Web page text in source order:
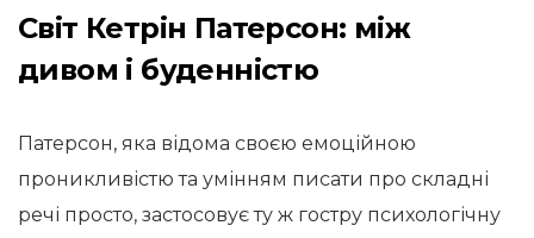
Світ Кетрін Патерсон: між
дивом і буденністю
Патерсон, яка відома своєю емоційною
проникливістю та умінням писати про складні
речі просто, застосовує ту ж гостру психологічну